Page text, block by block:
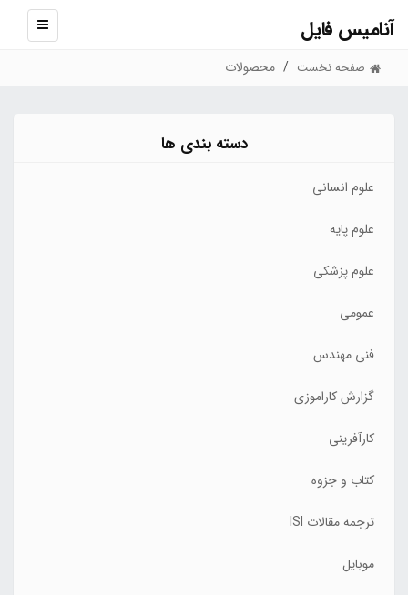
آنامیس فایل
نمایش
صفحه نخست محصولات
دسته بندی ها
علوم انسانی
علوم پایه
علوم پزشکی
عمومی
فنی مهندس
گزارش کاراموزی
کارآفرینی
کتاب و جزوه
ترجمه مقالات ISI
موبایل